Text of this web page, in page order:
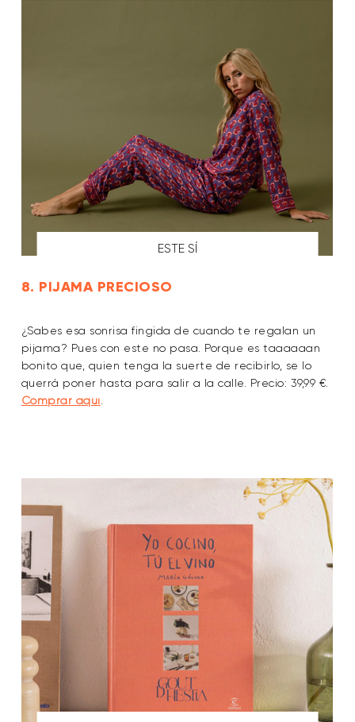
ESTE SÍ
8. PIJAMA PRECIOSO
¿Sabes esa sonrisa fingida de cuando te regalan un
pijama? Pues con este no pasa. Porque es taaaaaan
bonito que, quien tenga la suerte de recibirlo, se lo
querrá poner hasta para salir a la calle. Precio: 39,99 €.
Comprar aquí.